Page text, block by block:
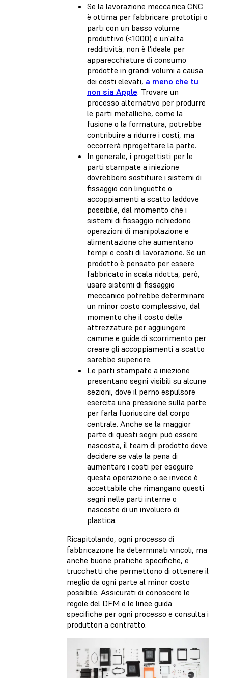
Se la lavorazione meccanica CNC
è ottima per fabbricare prototipi o
parti con un basso volume
produttivo (<1000) e un'alta
redditività, non è l'ideale per
apparecchiature di consumo
prodotte in grandi volumi a causa
dei costi elevati, a meno che tu
non sia Apple. Trovare un
processo alternativo per produrre
le parti metalliche, come la
fusione o la formatura, potrebbe
contribuire a ridurre i costi, ma
occorrerà riprogettare la parte.
In generale, i progettisti per le
parti stampate a iniezione
dovrebbero sostituire i sistemi di
fissaggio con linguette o
accoppiamenti a scatto laddove
possibile, dal momento che i
sistemi di fissaggio richiedono
operazioni di manipolazione e
alimentazione che aumentano
tempi e costi di lavorazione. Se un
prodotto è pensato per essere
fabbricato in scala ridotta, però,
usare sistemi di fissaggio
meccanico potrebbe determinare
un minor costo complessivo, dal
momento che il costo delle
attrezzature per aggiungere
camme e guide di scorrimento per
creare gli accoppiamenti a scatto
sarebbe superiore.
Le parti stampate a iniezione
presentano segni visibili su alcune
sezioni, dove il perno espulsore
esercita una pressione sulla parte
per farla fuoriuscire dal corpo
centrale. Anche se la maggior
parte di questi segni può essere
nascosta, il team di prodotto deve
decidere se vale la pena di
aumentare i costi per eseguire
questa operazione o se invece è
accettabile che rimangano questi
segni nelle parti interne o
nascoste di un involucro di
plastica.
Ricapitolando, ogni processo di
fabbricazione ha determinati vincoli, ma
anche buone pratiche specifiche, e
trucchetti che permettono di ottenere il
meglio da ogni parte al minor costo
possibile. Assicurati di conoscere le
regole del DFM e le linee guida
specifiche per ogni processo e consulta i
produttori a contratto.